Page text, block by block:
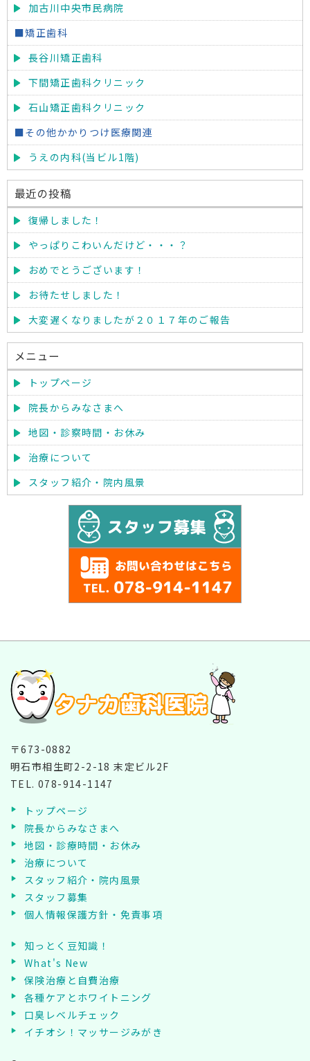
加古川中央市民病院
■矯正歯科
長谷川矯正歯科
下間矯正歯科クリニック
石山矯正歯科クリニック
■その他かかりつけ医療関連
うえの内科(当ビル1階)
最近の投稿
復帰しました！
やっぱりこわいんだけど・・・？
おめでとうございます！
お待たせしました！
大変遅くなりましたが２０１７年のご報告
メニュー
トップページ
院長からみなさまへ
地図・診察時間・お休み
治療について
スタッフ紹介・院内風景
〒673-0882
明石市相生町2-2-18 末定ビル2F
TEL. 078-914-1147
トップページ
院長からみなさまへ
地図・診療時間・お休み
治療について
スタッフ紹介・院内風景
スタッフ募集
個人情報保護方針・免責事項
知っとく豆知識！
What's New
保険治療と自費治療
各種ケアとホワイトニング
口臭レベルチェック
イチオシ！マッサージみがき